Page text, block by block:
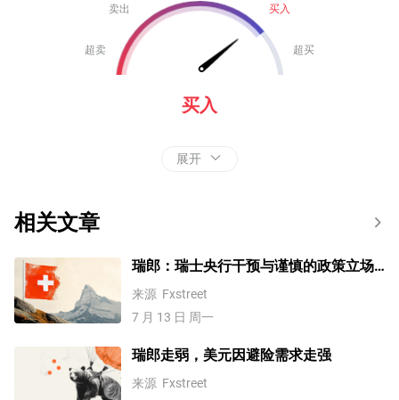
卖出
买入
超卖 超买
买入
展开
相关文章
瑞郎：瑞士央行干预与谨慎的政策立场
– 荷兰合作银行
来源 Fxstreet
7 月 13 日 周一
瑞郎走弱，美元因避险需求走强
来源 Fxstreet